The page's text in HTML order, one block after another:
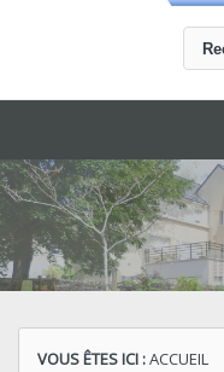
VOUS ÊTES ICI :ACCUEIL